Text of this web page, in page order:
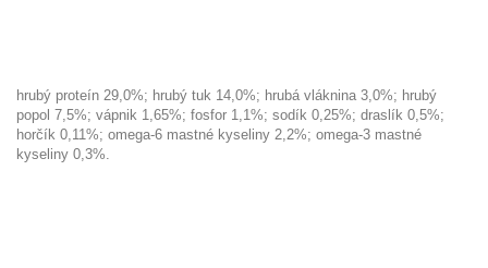
hrubý proteín 29,0%; hrubý tuk 14,0%; hrubá vláknina 3,0%; hrubý
popol 7,5%; vápnik 1,65%; fosfor 1,1%; sodík 0,25%; draslík 0,5%;
horčík 0,11%; omega-6 mastné kyseliny 2,2%; omega-3 mastné
kyseliny 0,3%.